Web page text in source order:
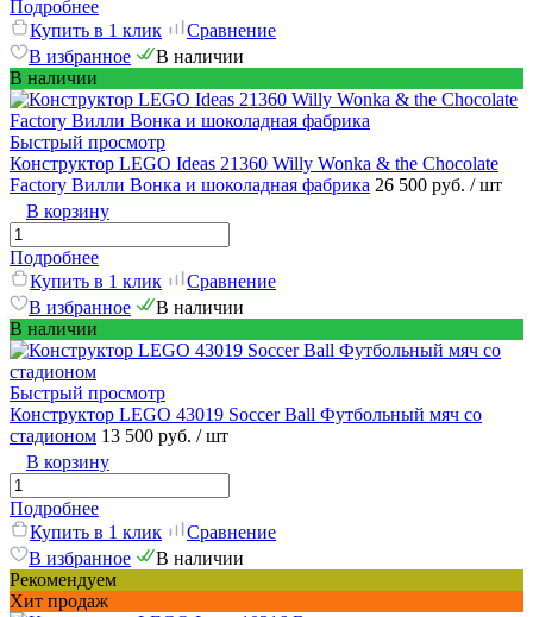
Подробнее
Купить в 1 клик
Сравнение
В избранное
В наличии
В наличии
Быстрый просмотр
Конструктор LEGO Ideas 21360 Willy Wonka & the Chocolate
Factory Вилли Вонка и шоколадная фабрика 26 500 руб. / шт
В корзину
Подробнее
Купить в 1 клик
Сравнение
В избранное
В наличии
В наличии
Быстрый просмотр
Конструктор LEGO 43019 Soccer Ball Футбольный мяч со
стадионом 13 500 руб. / шт
В корзину
Подробнее
Купить в 1 клик
Сравнение
В избранное
В наличии
Рекомендуем
Хит продаж